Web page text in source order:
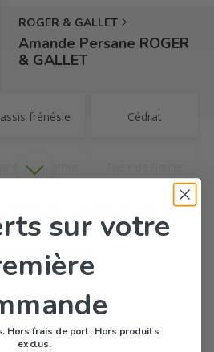
ROGER & GALLET
Amande Persane ROGER
& GALLET
frénésie Cédrat
d'osmanthus
exquis Gingembre rouge
L'homme
folie
produit, saisissez son nom
de produits :
Rechercher
sur votre
Hors frais de port. Hors produits
exclus.